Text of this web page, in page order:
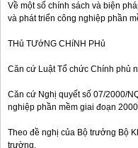
Về một số chính sách và biện
và phát triển công nghiệp phần
THủ TƯớNG CHíNH PHủ
Căn cứ Luật Tổ chức Chính phủ
Căn cứ Nghị quyết số 07/2000/
nghiệp phần mềm giai đoạn
Theo đề nghị của Bộ trưởng Bộ
trường.